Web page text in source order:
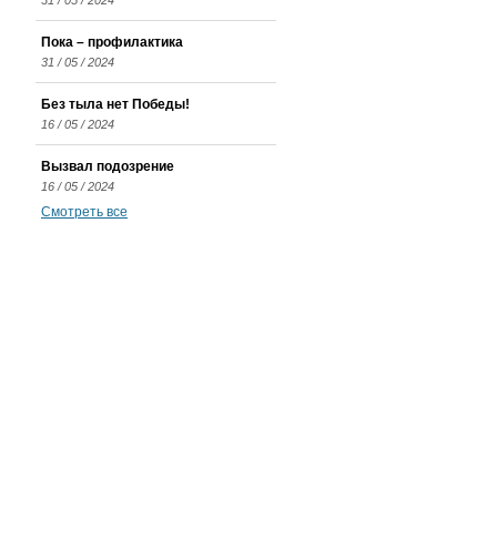
Пока – профилактика
31 / 05 / 2024
Без тыла нет Победы!
16 / 05 / 2024
Вызвал подозрение
16 / 05 / 2024
Смотреть все